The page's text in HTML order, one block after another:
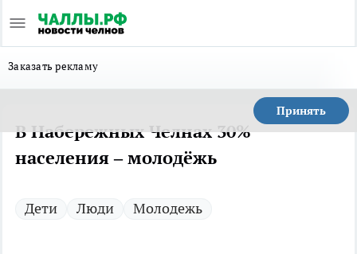
Заказать рекламу
Принять
В Набережных Челнах 30%
населения – молодёжь
Дети Люди Молодежь